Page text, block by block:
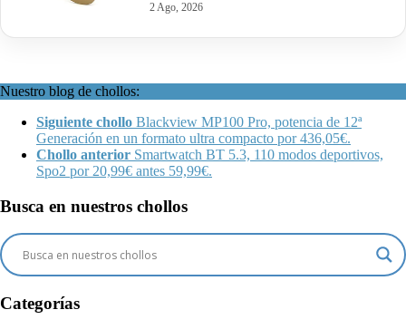
2 Ago, 2026
Nuestro blog de chollos:
Siguiente chollo Blackview MP100 Pro, potencia de 12ª
Generación en un formato ultra compacto por 436,05€.
Chollo anterior Smartwatch BT 5.3, 110 modos deportivos,
Spo2 por 20,99€ antes 59,99€.
Busca en nuestros chollos
Categorías